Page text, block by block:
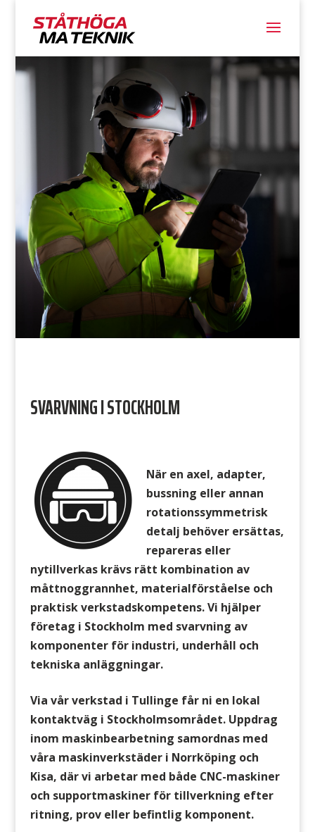
SVARVNING I STOCKHOLM
När en axel, adapter,
bussning eller annan
rotationssymmetrisk
detalj behöver ersättas,
repareras eller
nytillverkas krävs rätt kombination av
måttnoggrannhet, materialförståelse och
praktisk verkstadskompetens. Vi hjälper
företag i Stockholm med svarvning av
komponenter för industri, underhåll och
tekniska anläggningar.
Via vår verkstad i Tullinge får ni en lokal
kontaktväg i Stockholmsområdet. Uppdrag
inom maskinbearbetning samordnas med
våra maskinverkstäder i Norrköping och
Kisa, där vi arbetar med både CNC-maskiner
och supportmaskiner för tillverkning efter
ritning, prov eller befintlig komponent.